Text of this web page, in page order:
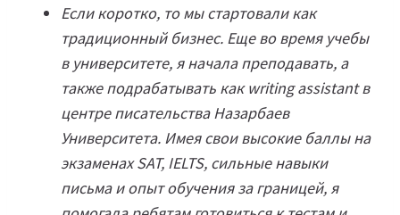
Если коротко, то мы стартовали как
традиционный бизнес. Еще во время учебы
в университете, я начала преподавать, а
также подрабатывать как writing assistant в
центре писательства Назарбаев
Университета. Имея свои высокие баллы на
экзаменах SAT, IELTS, сильные навыки
письма и опыт обучения за границей, я